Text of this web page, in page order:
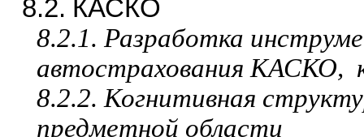
8.2. КАСКО
8.2.1. Разработка
автострахования КАСКО,
8.2.2. Когнитивная
предметной области